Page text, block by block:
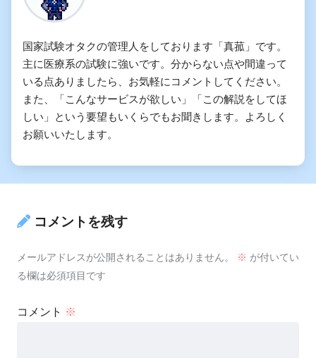
国家試験オタクの管理人をしております「真菰」です。
主に医療系の試験に強いです。分からない点や間違って
いる点ありましたら、お気軽にコメントしてください。
また、「こんなサービスが欲しい」「この解説をしてほ
しい」という要望もいくらでもお聞きします。よろしく
お願いいたします。
コメントを残す
メールアドレスが公開されることはありません。 ※ が付いてい
る欄は必須項目です
コメント ※